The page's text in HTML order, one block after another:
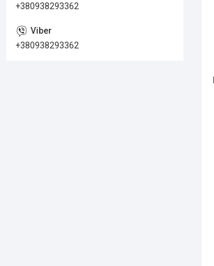
+380938293362
+380938293362